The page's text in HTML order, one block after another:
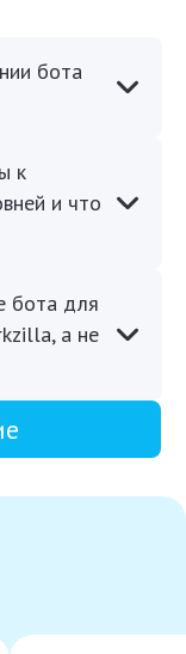
бота
к
и что
бота для
а не